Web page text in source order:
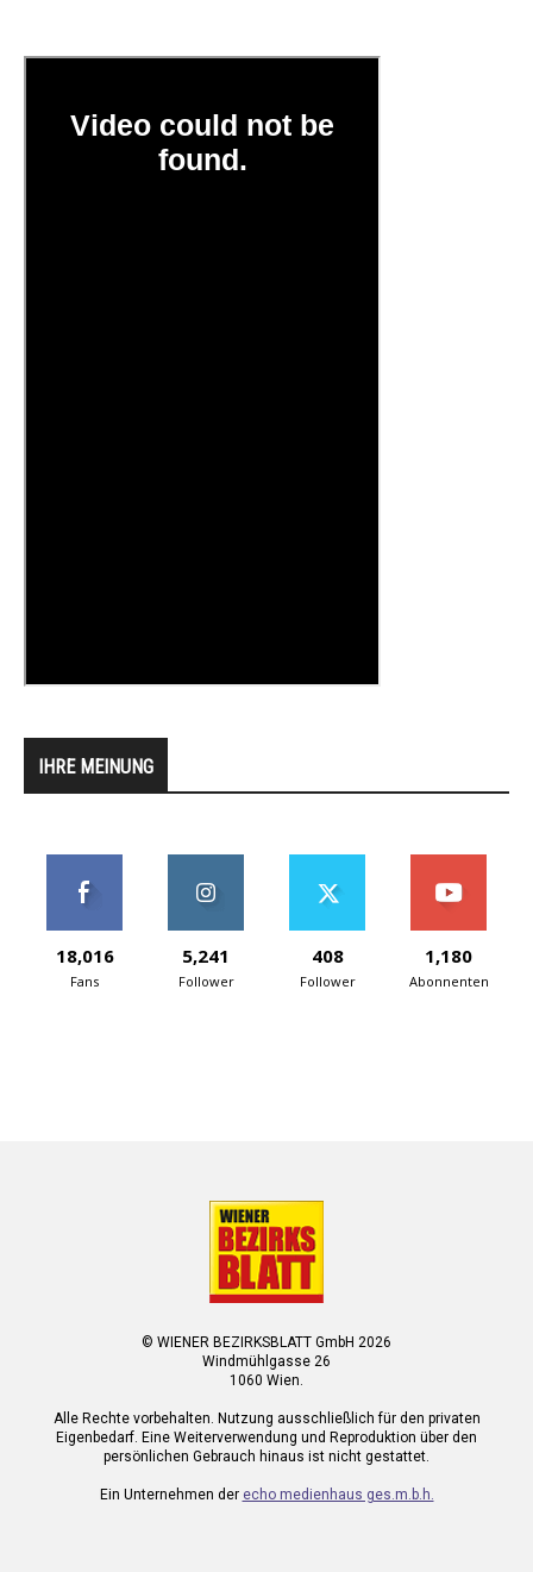
IHRE MEINUNG
18,016
Fans
5,241
Follower
408
Follower
1,180
Abonnenten
© WIENER BEZIRKSBLATT GmbH 2026
Windmühlgasse 26
1060 Wien.
Alle Rechte vorbehalten. Nutzung ausschließlich für den privaten
Eigenbedarf. Eine Weiterverwendung und Reproduktion über den
persönlichen Gebrauch hinaus ist nicht gestattet.
Ein Unternehmen der echo medienhaus ges.m.b.h.